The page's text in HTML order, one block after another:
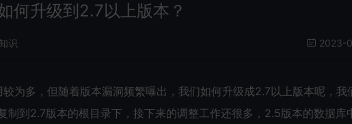
何升级到2.7以上版本？
识 2023-
为多，但随着版本漏洞频繁曝出，我们如何升级成2.7以上版本呢，我
到2.7版本的根目录下，接下来的调整工作还很多，2.5版本的数据